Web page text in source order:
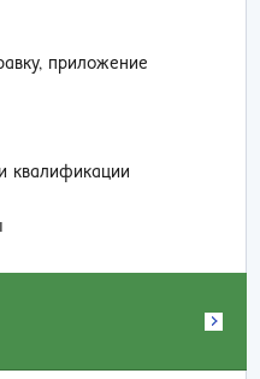
приложение
квалификации